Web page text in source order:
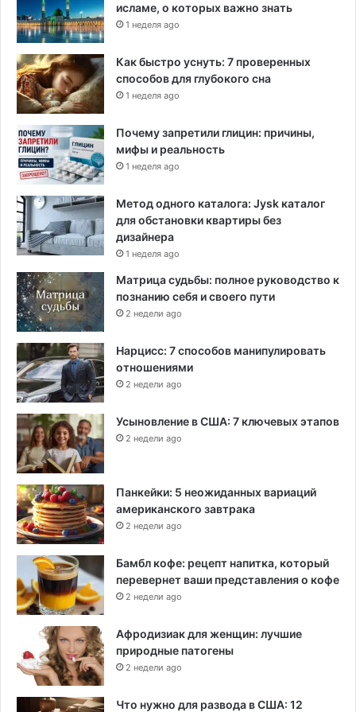
исламе, о которых важно знать
1 неделя ago
Как быстро уснуть: 7 проверенных
способов для глубокого сна
1 неделя ago
Почему запретили глицин: причины,
мифы и реальность
1 неделя ago
Метод одного каталога: Jysk каталог
для обстановки квартиры без
дизайнера
1 неделя ago
Матрица судьбы: полное руководство к
познанию себя и своего пути
2 недели ago
Нарцисс: 7 способов манипулировать
отношениями
2 недели ago
Усыновление в США: 7 ключевых этапов
2 недели ago
Панкейки: 5 неожиданных вариаций
американского завтрака
2 недели ago
Бамбл кофе: рецепт напитка, который
перевернет ваши представления о кофе
2 недели ago
Афродизиак для женщин: лучшие
природные патогены
2 недели ago
Что нужно для развода в США: 12